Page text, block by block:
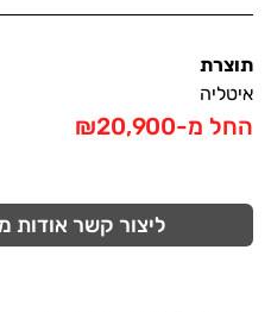
תוצרת
איטליה
החל מ-₪20,900
ליצור קשר אודות